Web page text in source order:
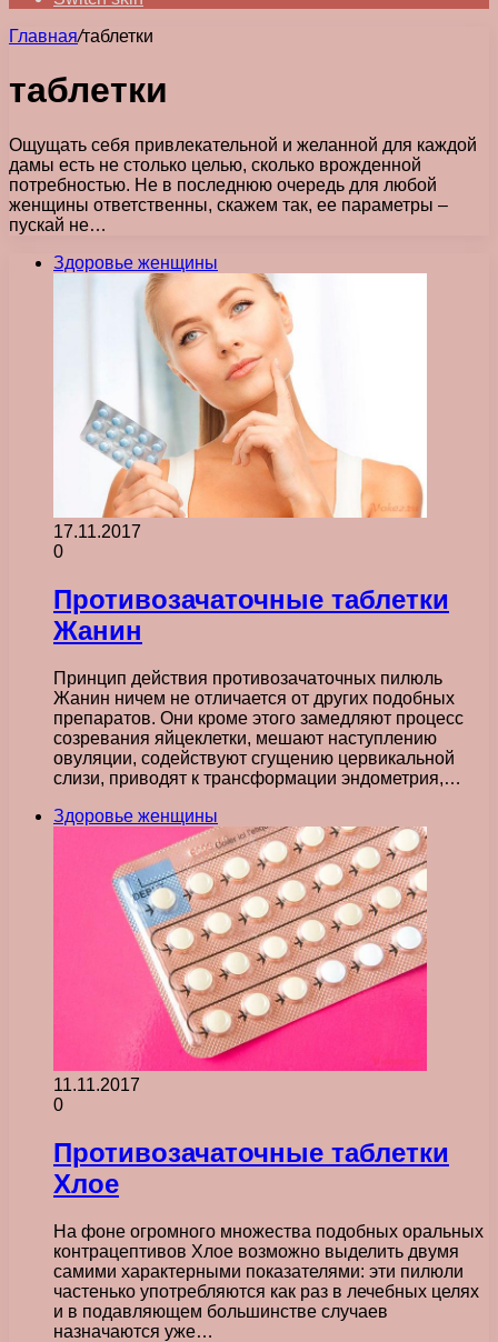
Главная/таблетки
таблетки
Ощущать себя привлекательной и желанной для каждой
дамы есть не столько целью, сколько врожденной
потребностью. Не в последнюю очередь для любой
женщины ответственны, скажем так, ее параметры –
пускай не…
Здоровье женщины
17.11.2017
0
Противозачаточные таблетки
Жанин
Принцип действия противозачаточных пилюль
Жанин ничем не отличается от других подобных
препаратов. Они кроме этого замедляют процесс
созревания яйцеклетки, мешают наступлению
овуляции, содействуют сгущению цервикальной
слизи, приводят к трансформации эндометрия,…
Здоровье женщины
11.11.2017
0
Противозачаточные таблетки
Хлое
На фоне огромного множества подобных оральных
контрацептивов Хлое возможно выделить двумя
самими характерными показателями: эти пилюли
частенько употребляются как раз в лечебных целях
и в подавляющем большинстве случаев
назначаются уже…